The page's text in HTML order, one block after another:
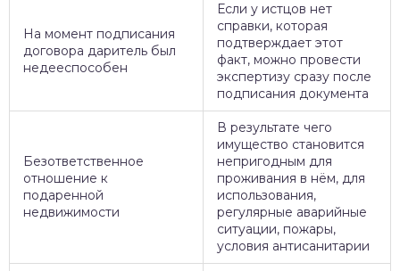
На момент подписания
договора даритель был
недееспособен
Если у истцов нет
справки, которая
подтверждает этот
факт, можно провести
экспертизу сразу после
подписания документа
Безответственное
отношение к
подаренной
недвижимости
В результате чего
имущество становится
непригодным для
проживания в нём, для
использования,
регулярные аварийные
ситуации, пожары,
условия антисанитарии